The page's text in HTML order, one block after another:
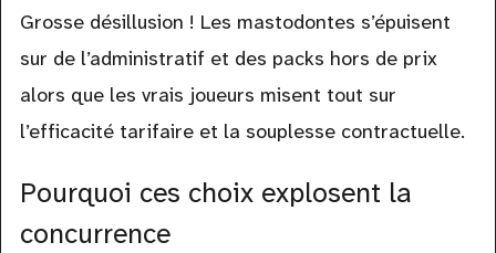
Grosse désillusion ! Les mastodontes s’épuisent
sur de l’administratif et des packs hors de prix
alors que les vrais joueurs misent tout sur
l’efficacité tarifaire et la souplesse contractuelle.
Pourquoi ces choix explosent la
concurrence